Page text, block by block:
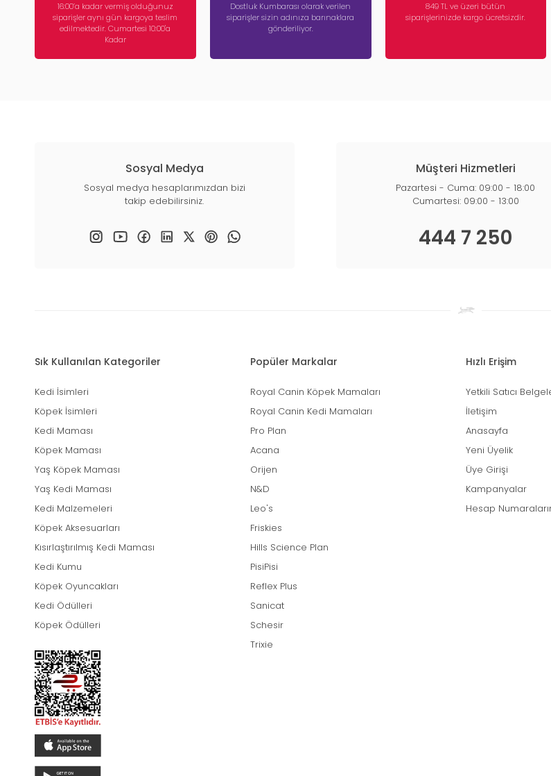
16:00’a kadar vermiş olduğunuz
siparişler aynı gün kargoya teslim
edilmektedir. Cumartesi 10:00'a
Kadar
Dostluk Kumbarası olarak verilen
siparişler sizin adınıza barınaklara
gönderiliyor.
849 TL ve üzeri bütün
siparişlerinizde kargo ücretsizdir.
Sosyal Medya
Sosyal medya hesaplarımızdan bizi
takip edebilirsiniz.
Müşteri Hizmetleri
Pazartesi - Cuma: 09:00 - 18:00
Cumartesi: 09:00 - 13:00
444 7 250
Sık Kullanılan Kategoriler
Kedi İsimleri
Köpek İsimleri
Kedi Maması
Köpek Maması
Yaş Köpek Maması
Yaş Kedi Maması
Kedi Malzemeleri
Köpek Aksesuarları
Kısırlaştırılmış Kedi Maması
Kedi Kumu
Köpek Oyuncakları
Kedi Ödülleri
Köpek Ödülleri
Popüler Markalar
Royal Canin Köpek Mamaları
Royal Canin Kedi Mamaları
Pro Plan
Acana
Orijen
N&D
Leo's
Friskies
Hills Science Plan
PisiPisi
Reflex Plus
Sanicat
Schesir
Trixie
Hızlı Erişim
Yetkili Satıcı
İletişim
Anasayfa
Yeni Üyelik
Üye Girişi
Kampanyalar
Hesap